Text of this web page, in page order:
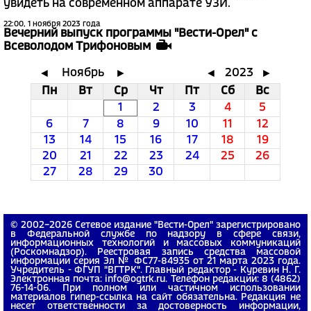
увидеть на современном аппарате УЗИ.
22:00, 1 ноября 2023 года
Вечерний выпуск программы "Вести-Орел" с
Всеволодом Трифоновым
◄ Ноябрь ► ◄ 2023
►
Пн
Вт Ср Чт Пт Сб
Вс
1
2 3 4
5
6
7 8 9 10 11
12
13
14 15 16 17 18
19
20
21 22 23 24 25
26
27
28 29 30
© 2002−2026 Сетевое издание "Вести-Орел" зарегистрировано
в Федеральной службе по надзору в сфере связи,
информационных технологий и массовых коммуникаций
(Роскомнадзор). Реестровая запись средства массовой
информации серия Эл № ФС77-84935 от 21 марта 2023 года.
Учредитель - ФГУП "ВГТРК". Главный редактор - Куревин Н. Г.
Электронная почта: info@ogtrk.ru. Телефон редакции: 8 (4862)
76-14-06. При полном или частичном использовании
материалов гипер-ссылка на сайт обязательна. Редакция не
несет ответственности за достоверность информации,